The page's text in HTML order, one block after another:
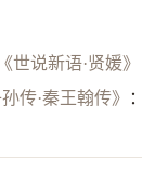
《世说新语·贤媛》
传·秦王翰传》